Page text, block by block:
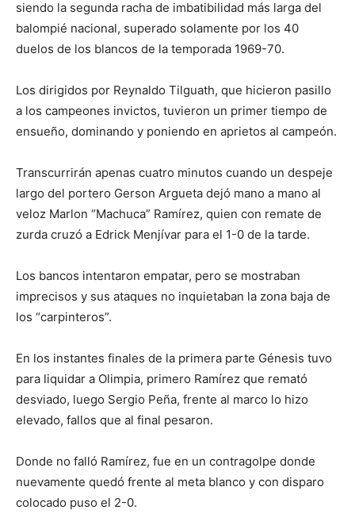
siendo la segunda racha de imbatibilidad más larga del
balompié nacional, superado solamente por los 40
duelos de los blancos de la temporada 1969-70.
Los dirigidos por Reynaldo Tilguath, que hicieron pasillo
a los campeones invictos, tuvieron un primer tiempo de
ensueño, dominando y poniendo en aprietos al campeón.
Transcurrirán apenas cuatro minutos cuando un despeje
largo del portero Gerson Argueta dejó mano a mano al
veloz Marlon “Machuca” Ramírez, quien con remate de
zurda cruzó a Edrick Menjívar para el 1-0 de la tarde.
Los bancos intentaron empatar, pero se mostraban
imprecisos y sus ataques no inquietaban la zona baja de
los “carpinteros”.
En los instantes finales de la primera parte Génesis tuvo
para liquidar a Olimpia, primero Ramírez que remató
desviado, luego Sergio Peña, frente al marco lo hizo
elevado, fallos que al final pesaron.
Donde no falló Ramírez, fue en un contragolpe donde
nuevamente quedó frente al meta blanco y con disparo
colocado puso el 2-0.